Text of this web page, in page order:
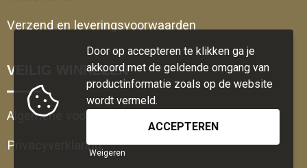
Verzend en leveringsvoorwaarden
VEILIG WINKELEN
Algemene voorwaarden
Privacyverklaring
Door op accepteren te klikken ga je
akkoord met de geldende omgang van
productinformatie zoals op de website
wordt vermeld.
Weigeren